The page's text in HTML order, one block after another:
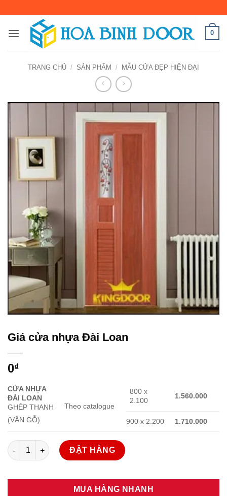
nội
0
TRANG CHỦ / SẢN PHẨM / MẪU CỬA ĐẸP HIỆN ĐẠI
Giá cửa nhựa Đài Loan
0₫
CỬA NHỰA
ĐÀI LOAN
GHÉP THANH
(VÂN GỖ)
Theo catalogue
800 x
2.100
1.560.000
900 x 2.200 1.710.000
Giá cửa nhựa Đài Loan số lượng
ĐẶT HÀNG
MUA HÀNG NHANH